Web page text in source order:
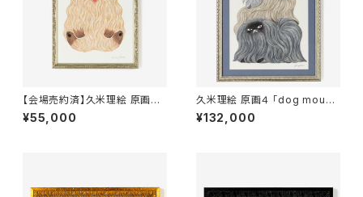
【会場売約済】久米理絵 原画３
¥55,000
久米理絵 原画４ 「dog mount
ain」 額装込み
¥132,000